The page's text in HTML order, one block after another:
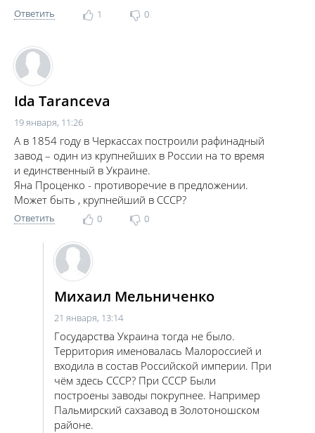
Ответить 1 0
Ida Taranceva
19 января, 11:26
А в 1854 году в Черкассах построили рафинадный
завод – один из крупнейших в России на то время
и единственный в Украине.
Яна Проценко - противоречие в предложении.
Может быть , крупнейший в СССР?
Ответить 0 0
Михаил Мельниченко
21 января, 13:14
Государства Украина тогда не было.
Территория именовалась Малороссией и
входила в состав Российской империи. При
чём здесь СССР? При СССР Были
построены заводы покрупнее. Например
Пальмирский сахзавод в Золотоношском
районе.